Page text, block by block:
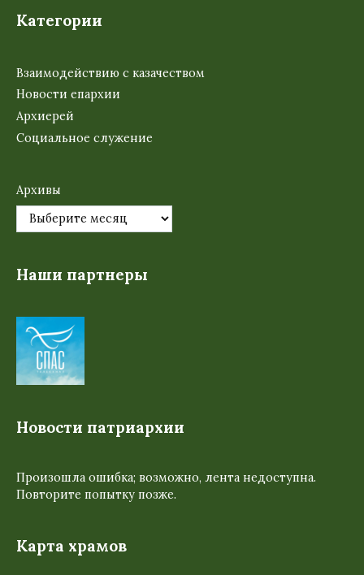
Категории
Взаимодействию с казачеством
Новости епархии
Архиерей
Социальное служение
Архивы
Наши партнеры
Новости патриархии
Произошла ошибка; возможно, лента недоступна.
Повторите попытку позже.
Карта храмов